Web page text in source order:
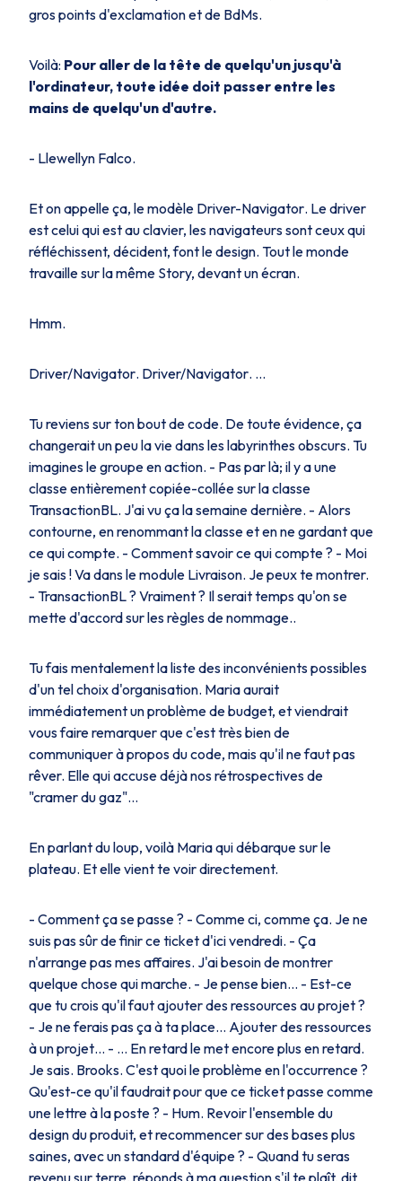
gros points d'exclamation et de BdMs.
Voilà: Pour aller de la tête de quelqu'un jusqu'à
l'ordinateur, toute idée doit passer entre les
mains de quelqu'un d'autre.
- Llewellyn Falco.
Et on appelle ça, le modèle Driver-Navigator. Le driver
est celui qui est au clavier, les navigateurs sont ceux qui
réfléchissent, décident, font le design. Tout le monde
travaille sur la même Story, devant un écran.
Hmm.
Driver/Navigator. Driver/Navigator. ...
Tu reviens sur ton bout de code. De toute évidence, ça
changerait un peu la vie dans les labyrinthes obscurs. Tu
imagines le groupe en action. - Pas par là; il y a une
classe entièrement copiée-collée sur la classe
TransactionBL. J'ai vu ça la semaine dernière. - Alors
contourne, en renommant la classe et en ne gardant que
ce qui compte. - Comment savoir ce qui compte ? - Moi
je sais ! Va dans le module Livraison. Je peux te montrer.
- TransactionBL ? Vraiment ? Il serait temps qu'on se
mette d'accord sur les règles de nommage..
Tu fais mentalement la liste des inconvénients possibles
d'un tel choix d'organisation. Maria aurait
immédiatement un problème de budget, et viendrait
vous faire remarquer que c'est très bien de
communiquer à propos du code, mais qu'il ne faut pas
rêver. Elle qui accuse déjà nos rétrospectives de
"cramer du gaz"…
En parlant du loup, voilà Maria qui débarque sur le
plateau. Et elle vient te voir directement.
- Comment ça se passe ? - Comme ci, comme ça. Je ne
suis pas sûr de finir ce ticket d'ici vendredi. - Ça
n'arrange pas mes affaires. J'ai besoin de montrer
quelque chose qui marche. - Je pense bien… - Est-ce
que tu crois qu'il faut ajouter des ressources au projet ?
- Je ne ferais pas ça à ta place… Ajouter des ressources
à un projet… - … En retard le met encore plus en retard.
Je sais. Brooks. C'est quoi le problème en l'occurrence ?
Qu'est-ce qu'il faudrait pour que ce ticket passe comme
une lettre à la poste ? - Hum. Revoir l'ensemble du
design du produit, et recommencer sur des bases plus
saines, avec un standard d'équipe ? - Quand tu seras
revenu sur terre, réponds à ma question s'il te plaît, dit